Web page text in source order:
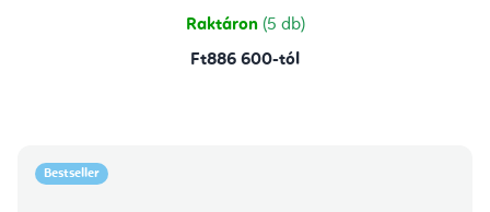
csillag.
Raktáron (5 db)
Ft886 600-tól
Bestseller